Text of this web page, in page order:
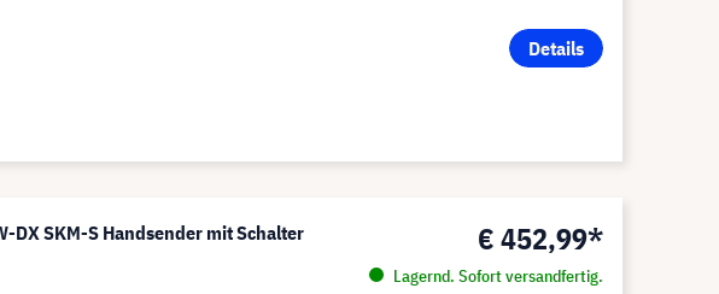
Details
DX SKM-S Handsender mit Schalter
€ 452,99*
Lagernd. Sofort versandfertig.